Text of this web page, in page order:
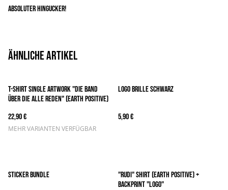
Absoluter Hingucker!
Ähnliche Artikel
T-Shirt Single Artwork "Die Band
über die alle reden" (Earth Positive)
22,90 €
MEHR VARIANTEN VERFÜGBAR
Logo Brille Schwarz
5,90 €
Sticker Bundle
"RUDI" Shirt (Earth Positive) +
Backprint "Logo"